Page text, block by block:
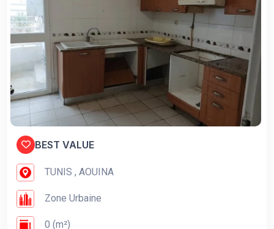
BEST VALUE
TUNIS , AOUINA
Zone Urbaine
0 (m²)